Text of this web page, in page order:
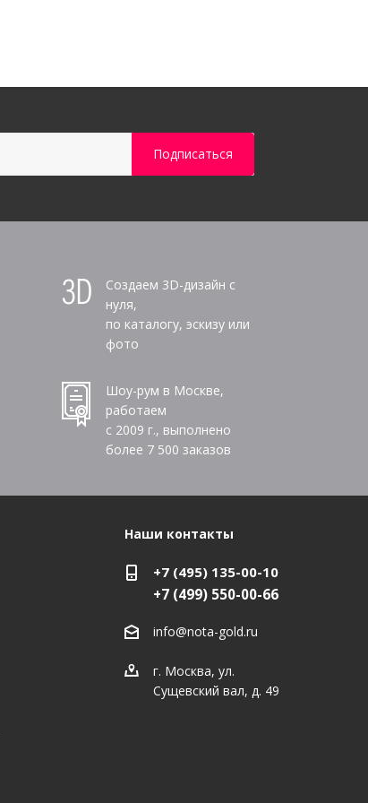
Создаем 3D-дизайн с
нуля,
по каталогу, эскизу или
фото
Шоу-рум в Москве,
работаем
с 2009 г., выполнено
более 7 500 заказов
Наши контакты
+7 (495) 135-00-10
+7 (499) 550-00-66
info@nota-gold.ru
г. Москва, ул.
Сущевский вал, д. 49